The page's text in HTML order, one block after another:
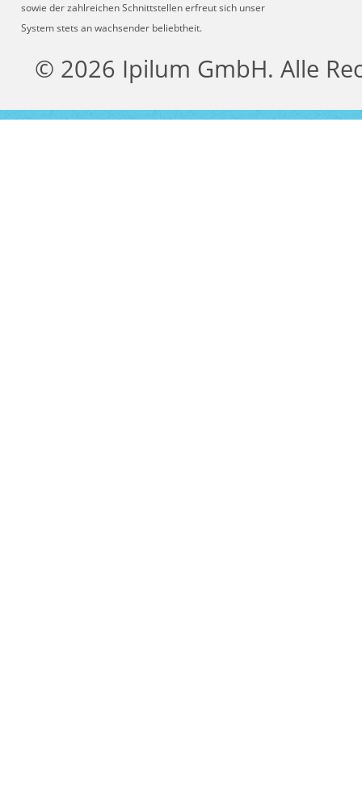
sowie der zahlreichen Schnittstellen erfreut sich unser
System stets an wachsender beliebtheit.
© 2026 Ipilum GmbH. Alle